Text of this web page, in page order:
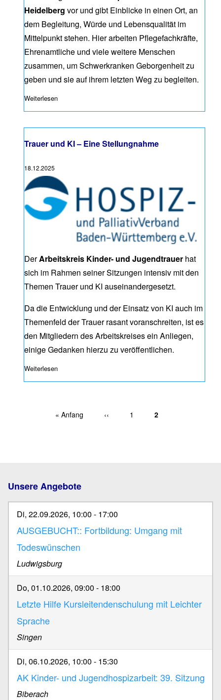
Heidelberg vor und gibt Einblicke in einen Ort, an
dem Begleitung, Würde und Lebensqualität im
Mittelpunkt stehen. Hier arbeiten Pflegefachkräfte,
Ehrenamtliche und viele weitere Menschen
zusammen, um Schwerkranken Geborgenheit zu
geben und sie auf ihrem letzten Weg zu begleiten.
Weiterlesen
Trauer und KI – Eine Stellungnahme
18.12.2025
DerArbeitskreis Kinder- und Jugendtrauer hat
sich im Rahmen seiner Sitzungen intensiv mit den
Themen Trauer und KI auseinandergesetzt.
Da die Entwicklung und der Einsatz von KI auch im
Themenfeld der Trauer rasant voranschreiten, ist es
den Mitgliedern des Arbeitskreises ein Anliegen,
einige Gedanken hierzu zu veröffentlichen.
Weiterlesen
Erste Seite
« Anfang Vorherige Seite
‹‹ Page
1 Aktuelle Seite
2
Unsere Angebote
Di, 22.09.2026, 10:00 - 17:00
AUSGEBUCHT:: Fortbildung: Umgang mit
Todeswünschen
Ludwigsburg
Do, 01.10.2026, 09:00 - 18:00
Letzte Hilfe Kursleitendenschulung mit Leichter
Sprache
Singen
Di, 06.10.2026, 10:00 - 15:30
AK Kinder- und Jugendhospizarbeit: 39. Sitzung
Biberach